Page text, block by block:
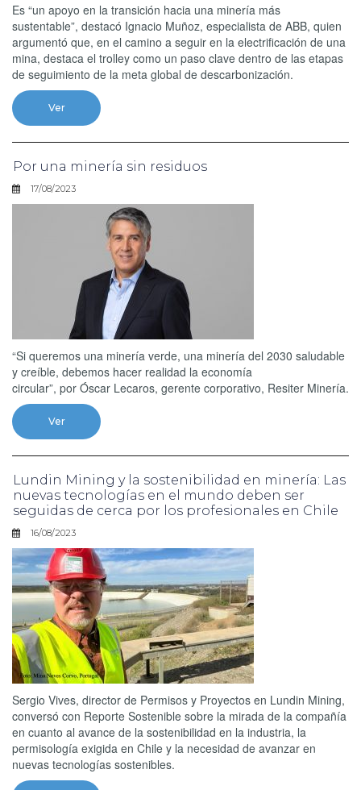
Es “un apoyo en la transición hacia una minería más
sustentable”, destacó Ignacio Muñoz, especialista de ABB, quien
argumentó que, en el camino a seguir en la electrificación de una
mina, destaca el trolley como un paso clave dentro de las etapas
de seguimiento de la meta global de descarbonización.
Ver
Por una minería sin residuos
17/08/2023
“Si queremos una minería verde, una minería del 2030 saludable
y creíble, debemos hacer realidad la economía
circular”, por Óscar Lecaros, gerente corporativo, Resiter Minería.
Ver
Lundin Mining y la sostenibilidad en minería: Las
nuevas tecnologías en el mundo deben ser
seguidas de cerca por los profesionales en Chile
16/08/2023
Sergio Vives, director de Permisos y Proyectos en Lundin Mining,
conversó con Reporte Sostenible sobre la mirada de la compañía
en cuanto al avance de la sostenibilidad en la industria, la
permisología exigida en Chile y la necesidad de avanzar en
nuevas tecnologías sostenibles.